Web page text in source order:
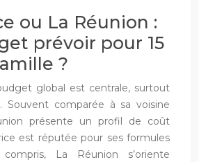
ou La Réunion :
prévoir pour 15
?
global est centrale, surtout
Souvent comparée à sa voisine
présente un profil de coût
est réputée pour ses formules
La Réunion s’oriente